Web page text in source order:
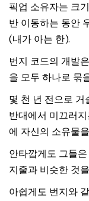
픽업 소유자는 크
반 이동하는 동안
(내가 아는 한).
번지 코드의 개발
을 모두 하나로 묶
몇 천 년 전으로 거
반대에서 미끄러
에 자신의 소유물
안타깝게도 그들
지줄과 비슷한 것
아쉽게도 번지와